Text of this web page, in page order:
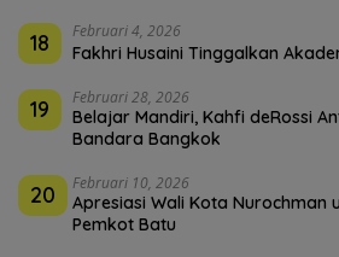
18 Februari 4, 2026
Fakhri Husaini Tinggalkan
19 Februari 28, 2026
Belajar Mandiri, Kahfi deRossi
Bandara Bangkok
20 Februari 10, 2026
Apresiasi Wali Kota Nurochman
Pemkot Batu